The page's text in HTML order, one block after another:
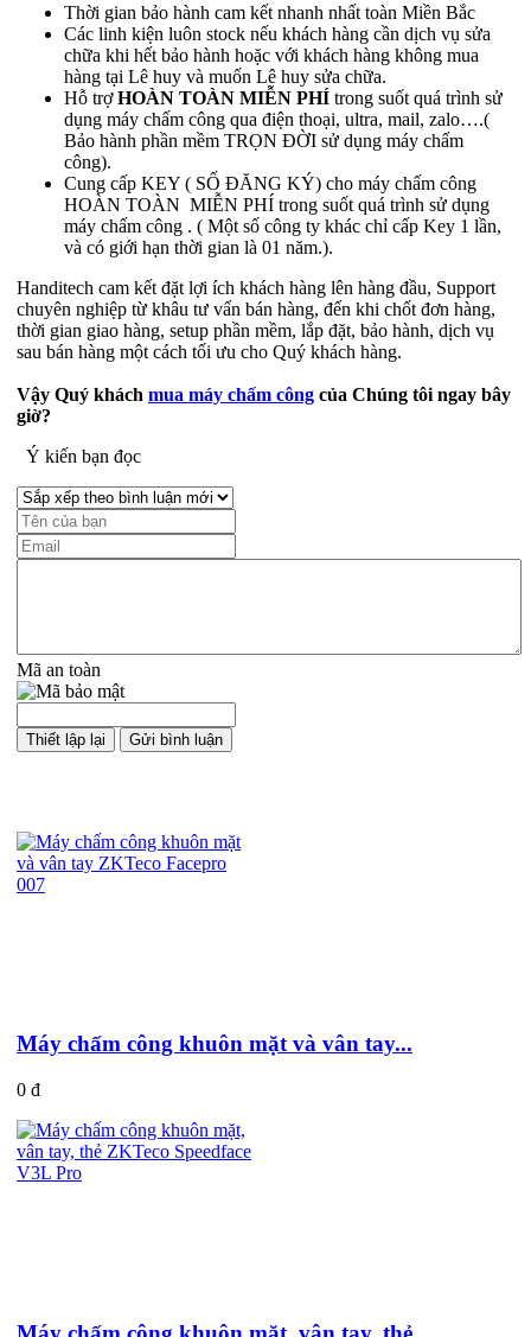
Thời gian bảo hành cam kết nhanh nhất toàn Miền Bắc
Các linh kiện luôn stock nếu khách hàng cần dịch vụ sửa
chữa khi hết bảo hành hoặc với khách hàng không mua
hàng tại Lê huy và muốn Lê huy sửa chữa.
Hỗ trợHOÀN TOÀN MIỄN PHÍ trong suốt quá trình sử
dụng máy chấm công qua điện thoại, ultra, mail, zalo….(
Bảo hành phần mềm TRỌN ĐỜI sử dụng máy chấm
công).
Cung cấp KEY ( SỐ ĐĂNG KÝ) cho máy chấm công
HOÀN TOÀN MIỄN PHÍ trong suốt quá trình sử dụng
máy chấm công . ( Một số công ty khác chỉ cấp Key 1 lần,
và có giới hạn thời gian là 01 năm.).
Handitech cam kết đặt lợi ích khách hàng lên hàng đầu, Support
chuyên nghiệp từ khâu tư vấn bán hàng, đến khi chốt đơn hàng,
thời gian giao hàng, setup phần mềm, lắp đặt, bảo hành, dịch vụ
sau bán hàng một cách tối ưu cho Quý khách hàng.
Vậy Quý khách mua máy chấm công của Chúng tôi ngay bây
giờ?
Ý kiến bạn đọc
Mã an toàn
Máy chấm công khuôn mặt và vân tay...
0 đ